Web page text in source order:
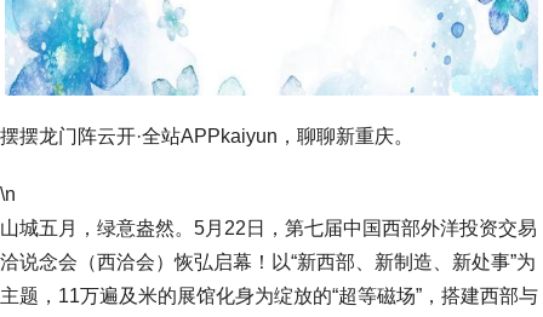
摆摆龙门阵云开·全站APPkaiyun，聊聊新重庆。
\n
山城五月，绿意盎然。5月22日，第七届中国西部外洋投资交易
洽说念会（西洽会）恢弘启幕！以“新西部、新制造、新处事”为
主题，11万遍及米的展馆化身为绽放的“超等磁场”，搭建西部与